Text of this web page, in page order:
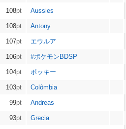
108pt Aussies
108pt Antony
107pt エウルア
106pt #ポケモンBDSP
104pt ポッキー
103pt Colômbia
99pt Andreas
93pt Grecia